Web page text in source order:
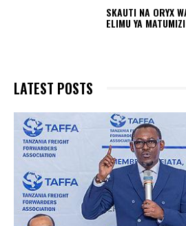
SKAUTI NA ORYX
ELIMU YA
LATEST POSTS